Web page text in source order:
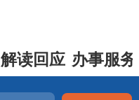
解读回应 办事服务